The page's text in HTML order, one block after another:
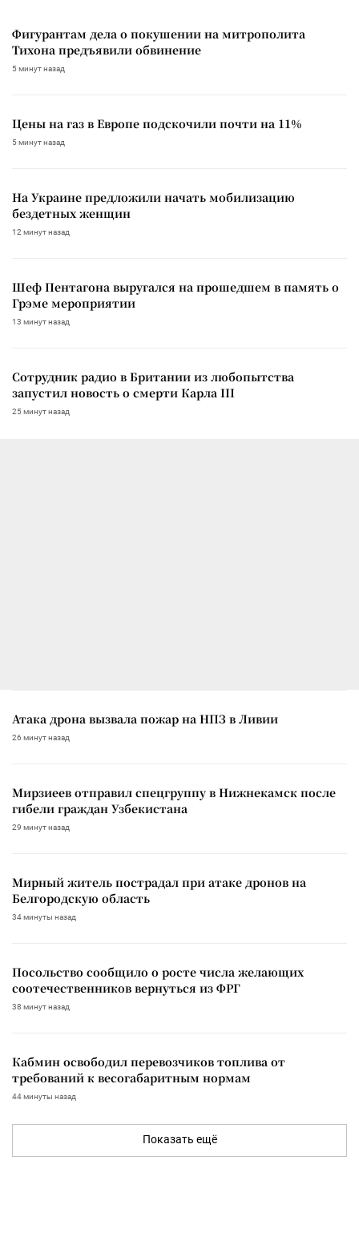
Фигурантам дела о покушении на митрополита
Тихона предъявили обвинение
5 минут назад
Цены на газ в Европе подскочили почти на 11%
5 минут назад
На Украине предложили начать мобилизацию
бездетных женщин
12 минут назад
Шеф Пентагона выругался на прошедшем в память о
Грэме мероприятии
13 минут назад
Сотрудник радио в Британии из любопытства
запустил новость о смерти Карла III
25 минут назад
Атака дрона вызвала пожар на НПЗ в Ливии
26 минут назад
Мирзиеев отправил спецгруппу в Нижнекамск после
гибели граждан Узбекистана
29 минут назад
Мирный житель пострадал при атаке дронов на
Белгородскую область
34 минуты назад
Посольство сообщило о росте числа желающих
соотечественников вернуться из ФРГ
38 минут назад
Кабмин освободил перевозчиков топлива от
требований к весогабаритным нормам
44 минуты назад
Показать ещё